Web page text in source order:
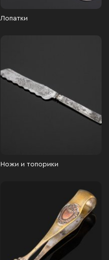
Лопатки
Ножи и топорики